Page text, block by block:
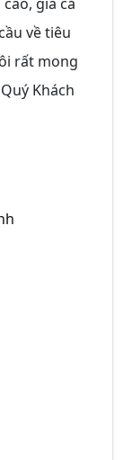
về tiêu
rất mong
Khách